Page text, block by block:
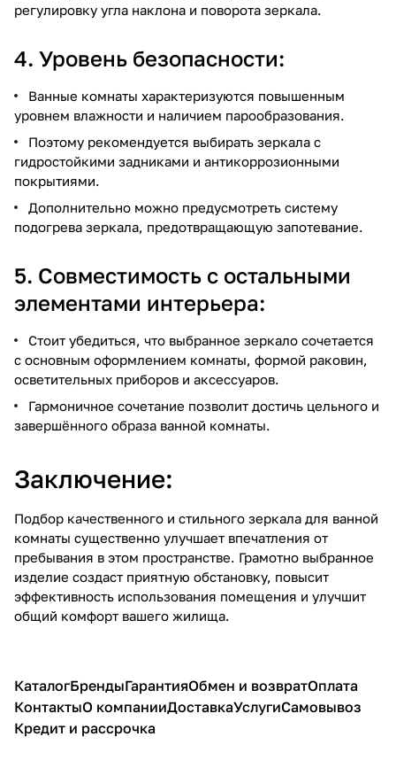
регулировку угла наклона и поворота зеркала.
4. Уровень безопасности:
Ванные комнаты характеризуются повышенным
уровнем влажности и наличием парообразования.
Поэтому рекомендуется выбирать зеркала с
гидростойкими задниками и антикоррозионными
покрытиями.
Дополнительно можно предусмотреть систему
подогрева зеркала, предотвращающую запотевание.
5. Совместимость с остальными
элементами интерьера:
Стоит убедиться, что выбранное зеркало сочетается
с основным оформлением комнаты, формой раковин,
осветительных приборов и аксессуаров.
Гармоничное сочетание позволит достичь цельного и
завершённого образа ванной комнаты.
Заключение:
Подбор качественного и стильного зеркала для ванной
комнаты существенно улучшает впечатления от
пребывания в этом пространстве. Грамотно выбранное
изделие создаст приятную обстановку, повысит
эффективность использования помещения и улучшит
общий комфорт вашего жилища.
КаталогБрендыГарантияОбмен и возвратОплата
КонтактыО компанииДоставкаУслугиСамовывоз
Кредит и рассрочка